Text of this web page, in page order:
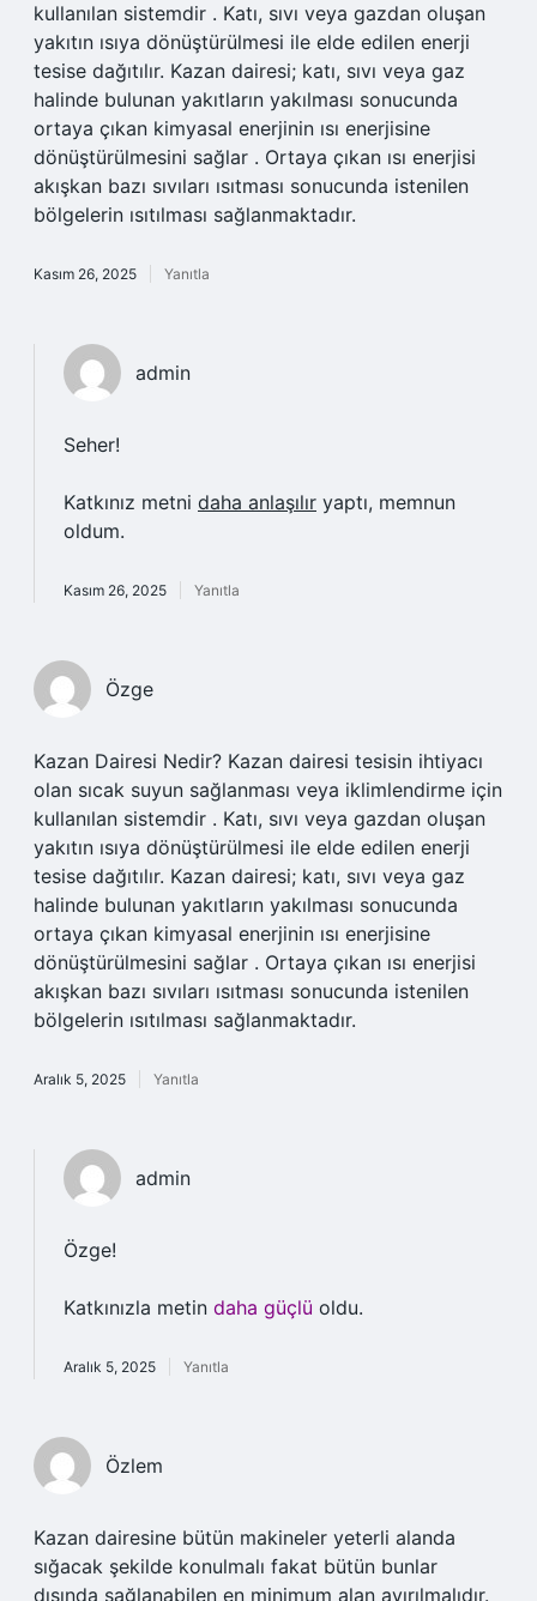
kullanılan sistemdir . Katı, sıvı veya gazdan oluşan
yakıtın ısıya dönüştürülmesi ile elde edilen enerji
tesise dağıtılır. Kazan dairesi; katı, sıvı veya gaz
halinde bulunan yakıtların yakılması sonucunda
ortaya çıkan kimyasal enerjinin ısı enerjisine
dönüştürülmesini sağlar . Ortaya çıkan ısı enerjisi
akışkan bazı sıvıları ısıtması sonucunda istenilen
bölgelerin ısıtılması sağlanmaktadır.
Kasım 26, 2025 Yanıtla
admin
Seher!
Katkınız metni daha anlaşılır yaptı, memnun
oldum.
Kasım 26, 2025 Yanıtla
Özge
Kazan Dairesi Nedir? Kazan dairesi tesisin ihtiyacı
olan sıcak suyun sağlanması veya iklimlendirme için
kullanılan sistemdir . Katı, sıvı veya gazdan oluşan
yakıtın ısıya dönüştürülmesi ile elde edilen enerji
tesise dağıtılır. Kazan dairesi; katı, sıvı veya gaz
halinde bulunan yakıtların yakılması sonucunda
ortaya çıkan kimyasal enerjinin ısı enerjisine
dönüştürülmesini sağlar . Ortaya çıkan ısı enerjisi
akışkan bazı sıvıları ısıtması sonucunda istenilen
bölgelerin ısıtılması sağlanmaktadır.
Aralık 5, 2025 Yanıtla
admin
Özge!
Katkınızla metin daha güçlü oldu.
Aralık 5, 2025 Yanıtla
Özlem
Kazan dairesine bütün makineler yeterli alanda
sığacak şekilde konulmalı fakat bütün bunlar
dışında sağlanabilen en minimum alan ayırılmalıdır.